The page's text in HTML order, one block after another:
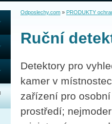
Odposlechy.com » PRODUKTY
Ruční
Detektory pro
kamer v
zařízení pro
prostředí;